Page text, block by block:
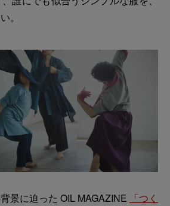
。
景に迫った OIL MAGAZINE
「つく